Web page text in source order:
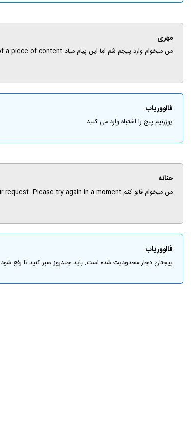
مهری
من میخوام وارد پیجم شم اما این پیام میاد Incorrect Instagram input The short-link URL you provided is not a User. Please provide a valid User. Click here to learn how to get the url of a piece of content.
فالووریاب
یوزرنیم پیج را اشتباه وارد می کنید
حنانه
من میخوام فالو کنم Sorry, we couldn't complete your request. Please try again in a moment. الان این گزینه رو میزنه
فالووریاب
پیجتان دچار محدودیت شده است. باید چندروز صبر کنید تا رفع شود